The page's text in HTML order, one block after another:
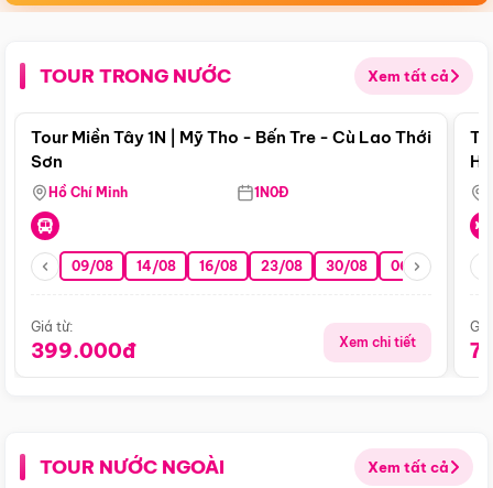
TOUR TRONG NƯỚC Xem tất cả
Điểm nổi bật
Tour Miền Tây 1N | Mỹ Tho - Bến Tre - Cù Lao Thới
Sơn
Hồ Chí Minh 1N0Đ
09/08 14/08 16/08 23/08 30/08 06/09 13/09
Giá từ:
399.000đ Xem chi tiết
TOUR NƯỚC NGOÀI Xem tất cả
Điểm nổi bật